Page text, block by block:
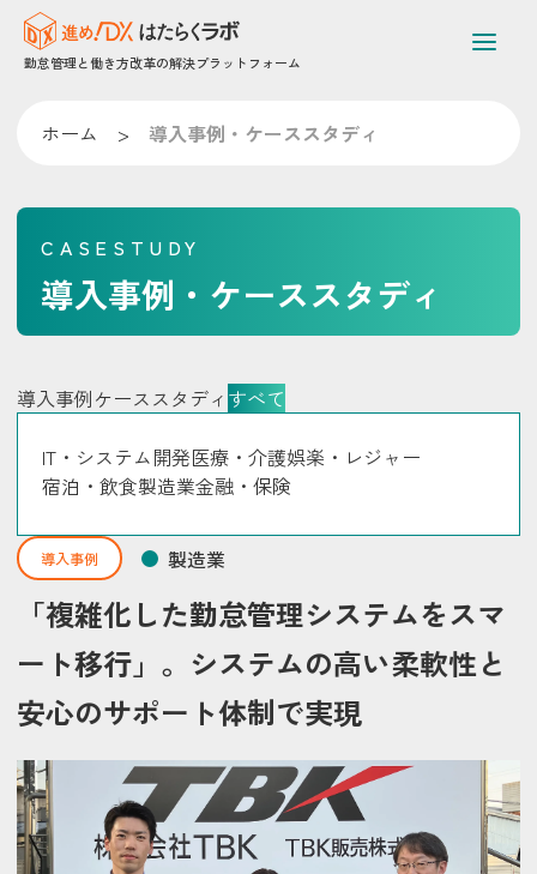
勤怠管理と働き方改革の解決プラットフォーム
ホーム > 導入事例・ケーススタディ
CASESTUDY
導入事例・ケーススタディ
導入事例ケーススタディ すべて
IT・システム開発医療・介護娯楽・レジャー
宿泊・飲食製造業金融・保険
導入事例 製造業
「複雑化した勤怠管理システムをスマ
ート移行」。システムの高い柔軟性と
安心のサポート体制で実現